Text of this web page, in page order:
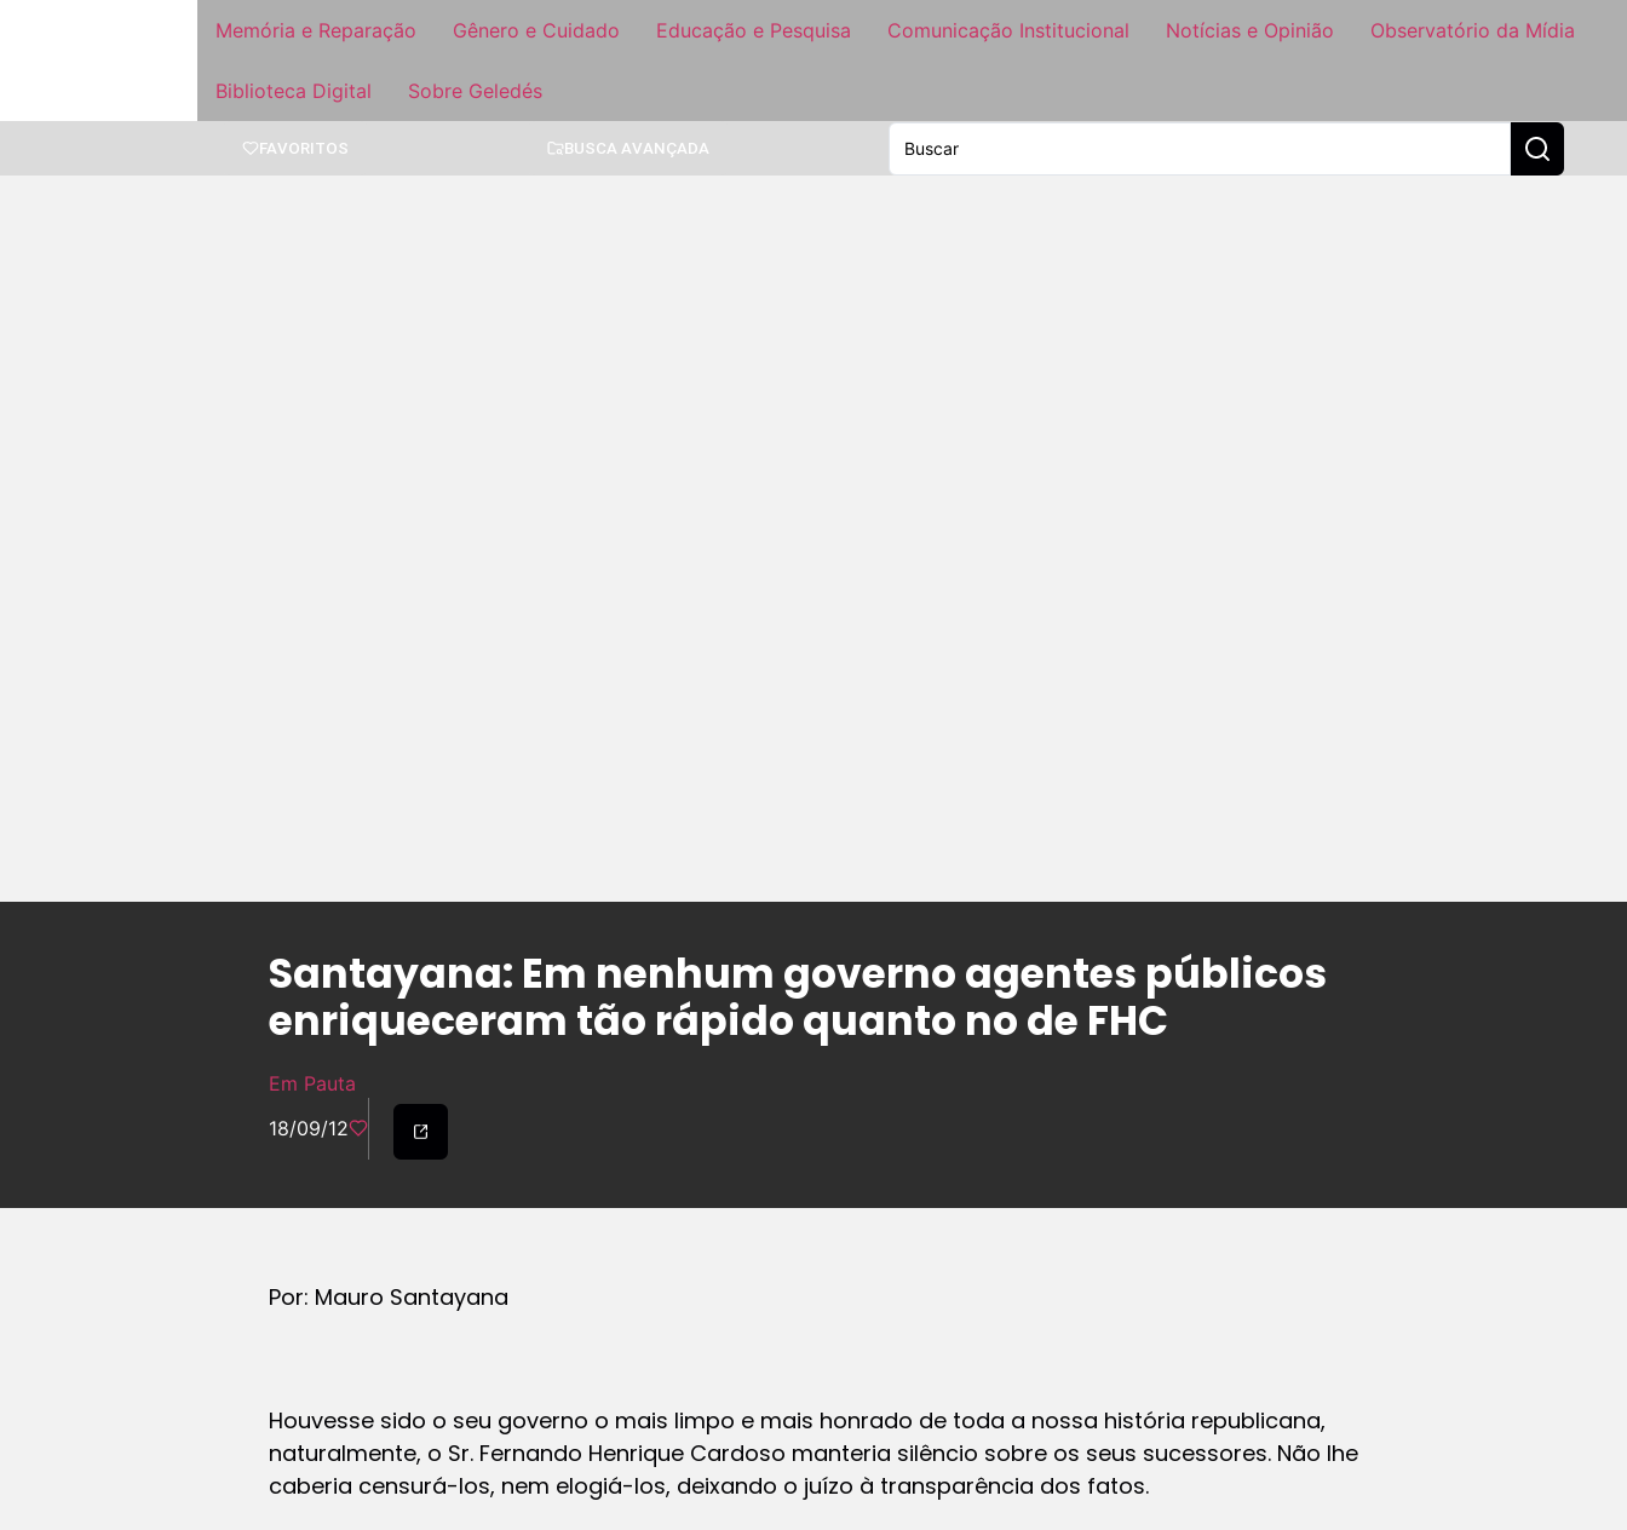
Memória e Reparação Gênero e Cuidado Educação e Pesquisa Comunicação Institucional Notícias e Opinião Observatório da Mídia
Biblioteca Digital Sobre Geledés
FAVORITOS BUSCA AVANÇADA
Santayana: Em nenhum governo agentes públicos
enriqueceram tão rápido quanto no de FHC
Em Pauta
18/09/12
Por: Mauro Santayana
Houvesse sido o seu governo o mais limpo e mais honrado de toda a nossa história republicana,
naturalmente, o Sr. Fernando Henrique Cardoso manteria silêncio sobre os seus sucessores. Não lhe
caberia censurá-los, nem elogiá-los, deixando o juízo à transparência dos fatos.